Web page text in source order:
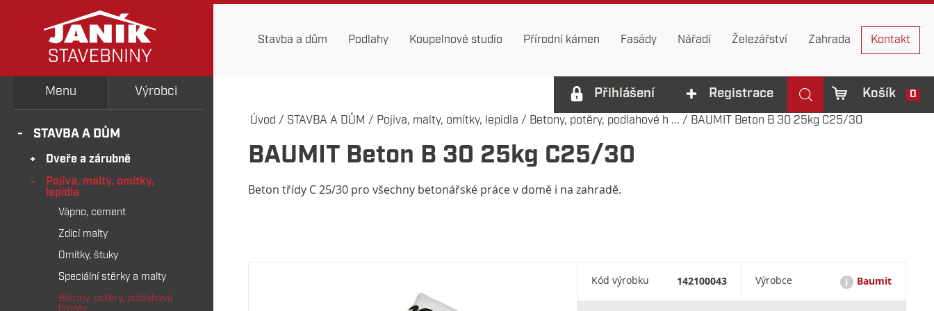
Stavba a dům Podlahy Koupelnové studio Přírodní kámen Fasády Nářadí Železářství Zahrada Kontakt
Přihlášení Registrace Košík 0
Menu Výrobci
STAVBA A DŮM
Dveře a zárubně
Pojiva, malty, omítky,
lepidla
Vápno, cement
Zdicí malty
Omítky, štuky
Speciální stěrky a malty
Betony, potěry, podlahové
Úvod / STAVBA A DŮM / Pojiva, malty, omítky, lepidla / Betony, potěry, podlahové h ... / BAUMIT Beton B 30 25kg C25/30
BAUMIT Beton B 30 25kg C25/30
Beton třídy C 25/30 pro všechny betonářské práce v domě i na zahradě.
Kód výrobku 142100043 Výrobce i Baumit